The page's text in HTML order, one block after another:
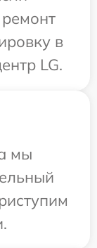
в
LG.
мы